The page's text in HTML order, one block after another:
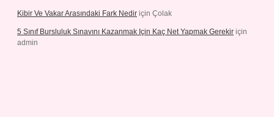
Kibir Ve Vakar Arasındaki Fark Nedir için Çolak
5 Sınıf Bursluluk Sınavını Kazanmak Için Kaç Net Yapmak Gerekir için
admin